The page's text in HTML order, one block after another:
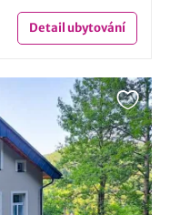
Detailubytování